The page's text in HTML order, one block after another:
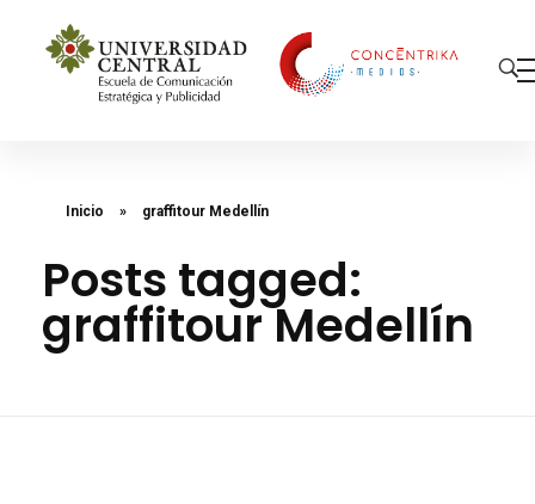
Inicio » graffitour Medellín
Posts tagged:
graffitour Medellín